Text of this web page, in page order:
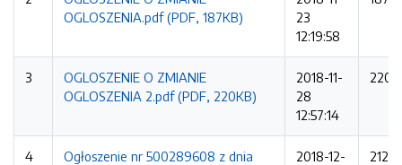
OGLOSZENIA.pdf (PDF, 187KB)
23
12:19:58
3
OGLOSZENIE O ZMIANIE
OGLOSZENIA 2.pdf (PDF, 220KB)
2018-11-
28
12:57:14
4
Ogłoszenie nr 500289608 z dnia
2018-12-